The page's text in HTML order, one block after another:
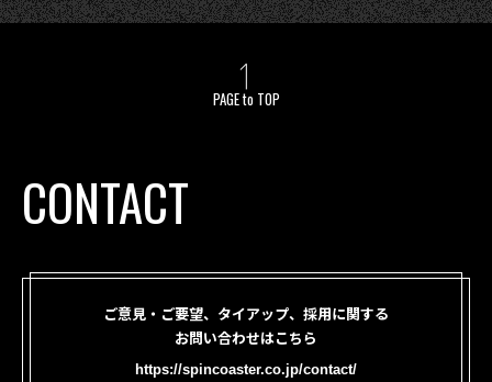
PAGE to TOP
CONTACT
ご意見・ご要望、タイアップ、採用に関する
お問い合わせはこちら
https://spincoaster.co.jp/contact/